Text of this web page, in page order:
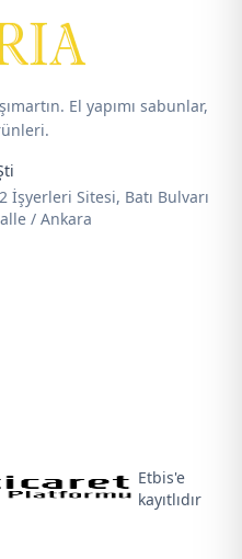
El yapımı sabunlar,
Sitesi, Batı Bulvarı
/ Ankara
Etbis'e
kayıtlıdır